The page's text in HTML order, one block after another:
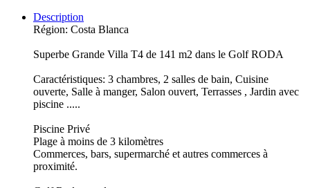
Description
Région: Costa Blanca
Superbe Grande Villa T4 de 141 m2 dans le Golf RODA
Caractéristiques: 3 chambres, 2 salles de bain, Cuisine
ouverte, Salle à manger, Salon ouvert, Terrasses , Jardin avec
piscine .....
Piscine Privé
Plage à moins de 3 kilomètres
Commerces, bars, supermarché et autres commerces à
proximité.